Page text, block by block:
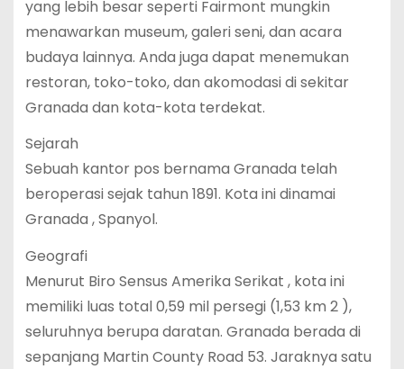
yang lebih besar seperti Fairmont mungkin
menawarkan museum, galeri seni, dan acara
budaya lainnya. Anda juga dapat menemukan
restoran, toko-toko, dan akomodasi di sekitar
Granada dan kota-kota terdekat.
Sejarah
Sebuah kantor pos bernama Granada telah
beroperasi sejak tahun 1891. Kota ini dinamai
Granada , Spanyol.
Geografi
Menurut Biro Sensus Amerika Serikat , kota ini
memiliki luas total 0,59 mil persegi (1,53 km 2 ),
seluruhnya berupa daratan. Granada berada di
sepanjang Martin County Road 53. Jaraknya satu